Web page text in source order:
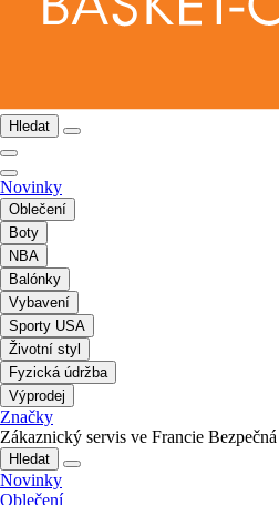
Hledat
Novinky
Oblečení
Boty
NBA
Balónky
Vybavení
Sporty USA
Životní styl
Fyzická údržba
Výprodej
Značky
Zákaznický servis ve Francie
Hledat
Novinky
Oblečení